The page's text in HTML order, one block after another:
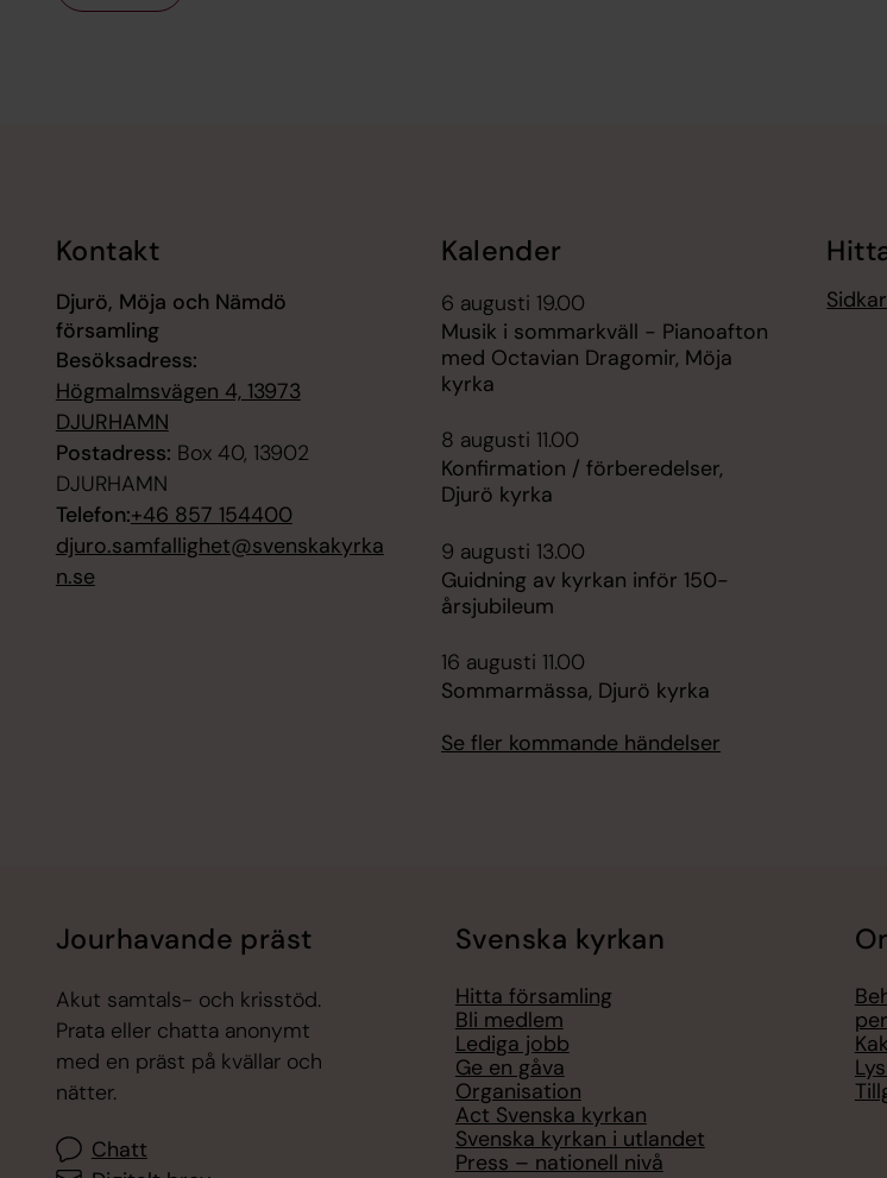
Kontakt
Djurö, Möja och Nämdö
församling
Besöksadress:
Högmalmsvägen 4, 13973
DJURHAMN
Postadress: Box 40, 13902
DJURHAMN
Telefon:+46 857 154400
djuro.samfallighet@svenskakyrka
n.se
Kalender
6 augusti 19.00
Musik i sommarkväll - Pianoafton
med Octavian Dragomir, Möja
kyrka
8 augusti 11.00
Konfirmation / förberedelser,
Djurö kyrka
9 augusti 13.00
Guidning av kyrkan inför 150-
årsjubileum
16 augusti 11.00
Sommarmässa, Djurö kyrka
Se fler kommande händelser
Jourhavande präst
Akut samtals- och krisstöd.
Prata eller chatta anonymt
med en präst på kvällar och
nätter.
Chatt
Svenska kyrkan
Hitta församling
Bli medlem
Lediga jobb
Ge en gåva
Organisation
Act Svenska kyrkan
Svenska kyrkan i utlandet
Press – nationell nivå